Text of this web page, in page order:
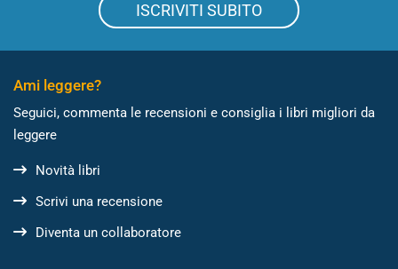
ISCRIVITI SUBITO
Ami leggere?
Seguici, commenta le recensioni e consiglia i libri migliori da
leggere
Novità libri
Scrivi una recensione
Diventa un collaboratore